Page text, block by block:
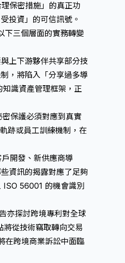
保密措施」的真正功
投資」的可信訊號。
下三個層面的實務轉變
上下游夥伴共享部分技
，將陷入「分享過多導
識資產管理框架，正
密保護必須對應到真實
跡或員工訓練機制，在
開發、新供應商導
資訊的揭露對應了足夠
ISO 56001 的機會識別
亦探討跨境專利對全球
將從技術竊取轉向交易
在跨境商業訴訟中面臨